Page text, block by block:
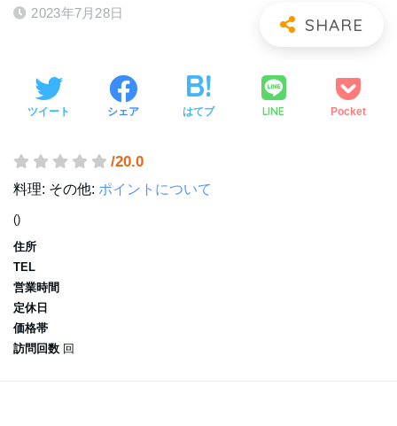
2023年7月28日
ツイート シェア はてブ LINE Pocket
/20.0
料理: その他: ポイントについて
()
住所
TEL
営業時間
定休日
価格帯
訪問回数 回